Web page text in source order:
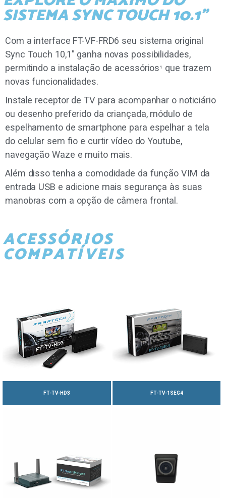
SISTEMA SYNC TOUCH 10.1"
Com a interface FT-VF-FRD6 seu sistema original
Sync Touch 10,1″ ganha novas possibilidades,
permitindo a instalação de acessórios¹ que trazem
novas funcionalidades.
Instale receptor de TV para acompanhar o noticiário
ou desenho preferido da criançada, módulo de
espelhamento de smartphone para espelhar a tela
do celular sem fio e curtir vídeo do Youtube,
navegação Waze e muito mais.
Além disso tenha a comodidade da função VIM da
entrada USB e adicione mais segurança às suas
manobras com a opção de câmera frontal.
ACESSÓRIOS
COMPATÍVEIS
FT-TV-HD3 FT-TV-1SEG4